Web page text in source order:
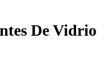
De Vidrio